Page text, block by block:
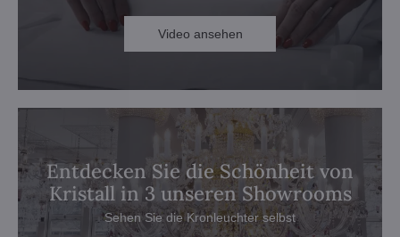
Video ansehen
Entdecken Sie die Schönheit von
Kristall in 3 unseren Showrooms
Sehen Sie die Kronleuchter selbst